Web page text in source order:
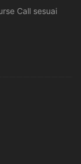
Call sesuai